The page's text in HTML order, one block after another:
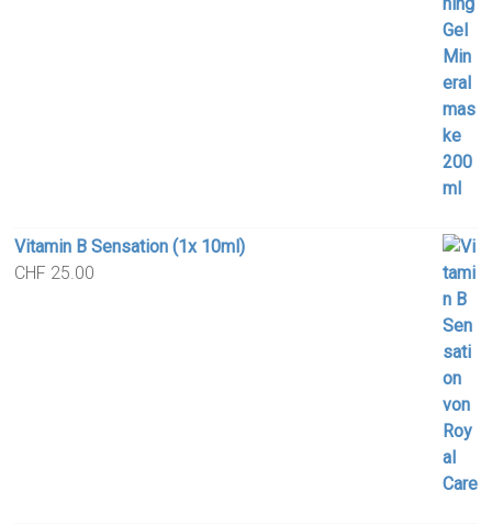
Vitamin B Sensation (1x 10ml)
CHF 25.00